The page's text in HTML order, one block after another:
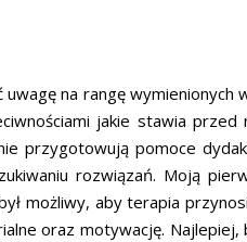
na rangę wymienionych
jakie stawia przed
przygotowują pomoce
rozwiązań. Moją
możliwy, aby terapia
oraz motywację. Najlepiej,